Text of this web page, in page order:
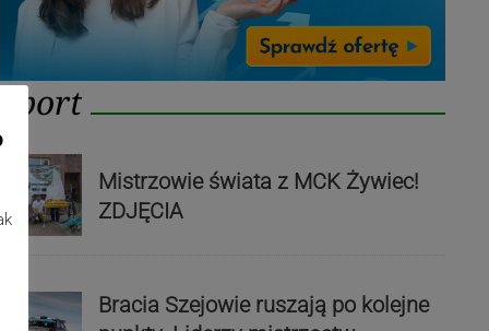
Sport
Mistrzowie świata z MCK Żywiec!
ZDJĘCIA
Bracia Szejowie ruszają po kolejne